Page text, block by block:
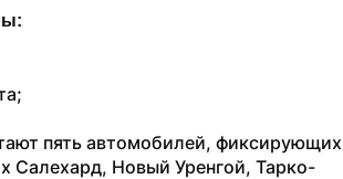
пять автомобилей, фиксирующих
Салехард, Новый Уренгой, Тарко-